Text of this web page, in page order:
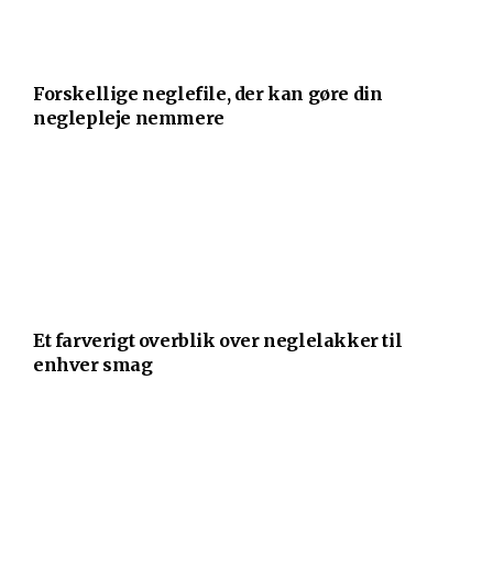
Forskellige neglefile, der kan gøre din
neglepleje nemmere
Et farverigt overblik over neglelakker til
enhver smag